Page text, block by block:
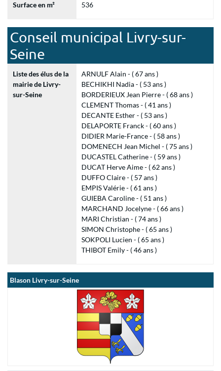
Surface en m² 536
Conseil municipal Livry-sur-
Seine
Liste des élus de la
mairie de Livry-
sur-Seine
ARNULF Alain - ( 67 ans )
BECHIKHI Nadia - ( 53 ans )
BORDERIEUX Jean Pierre - ( 68 ans )
CLEMENT Thomas - ( 41 ans )
DECANTE Esther - ( 53 ans )
DELAPORTE Franck - ( 60 ans )
DIDIER Marie-France - ( 58 ans )
DOMENECH Jean Michel - ( 75 ans )
DUCASTEL Catherine - ( 59 ans )
DUCAT Herve Aime - ( 62 ans )
DUFFO Claire - ( 57 ans )
EMPIS Valérie - ( 61 ans )
GUIEBA Caroline - ( 51 ans )
MARCHAND Jocelyne - ( 66 ans )
MARI Christian - ( 74 ans )
SIMON Christophe - ( 65 ans )
SOKPOLI Lucien - ( 65 ans )
THIBOT Emily - ( 46 ans )
Blason Livry-sur-Seine